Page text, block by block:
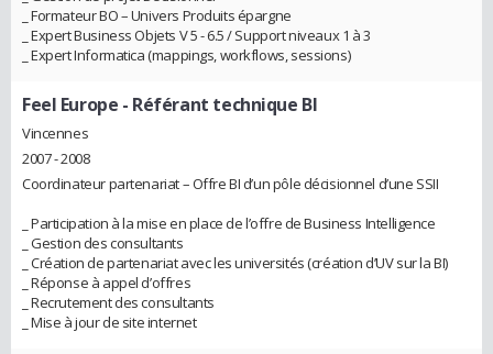
_ Formateur BO – Univers Produits épargne
_ Expert Business Objets V 5 - 6.5 / Support niveaux 1 à 3
_ Expert Informatica (mappings, workflows, sessions)
Feel Europe - Référant technique BI
Vincennes
2007 - 2008
Coordinateur partenariat – Offre BI d’un pôle décisionnel d’une SSII
_ Participation à la mise en place de l’offre de Business Intelligence
_ Gestion des consultants
_ Création de partenariat avec les universités (création d’UV sur la BI)
_ Réponse à appel d’offres
_ Recrutement des consultants
_ Mise à jour de site internet